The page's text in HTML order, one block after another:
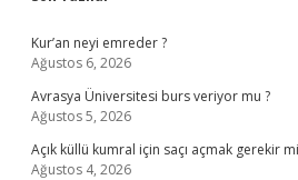
Sidebar
Kur’an neyi emreder ?
Ağustos 6, 2026
Avrasya Üniversitesi burs veriyor mu ?
Ağustos 5, 2026
Açık küllü kumral için saçı açmak gerekir
Ağustos 4, 2026